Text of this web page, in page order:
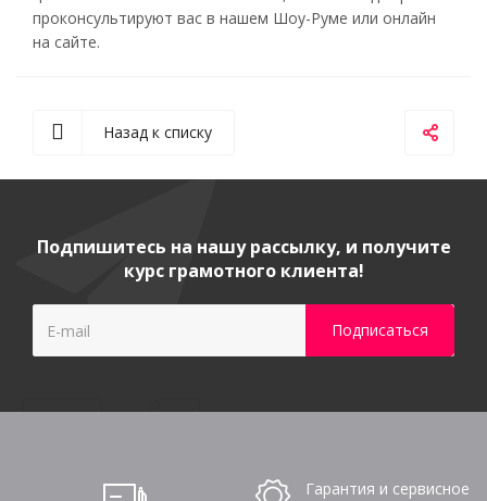
проконсультируют вас в нашем Шоу-Руме или онлайн
на сайте.
Назад к списку
Подпишитесь на нашу рассылку, и получите
курс грамотного клиента!
Гарантия и сервисное